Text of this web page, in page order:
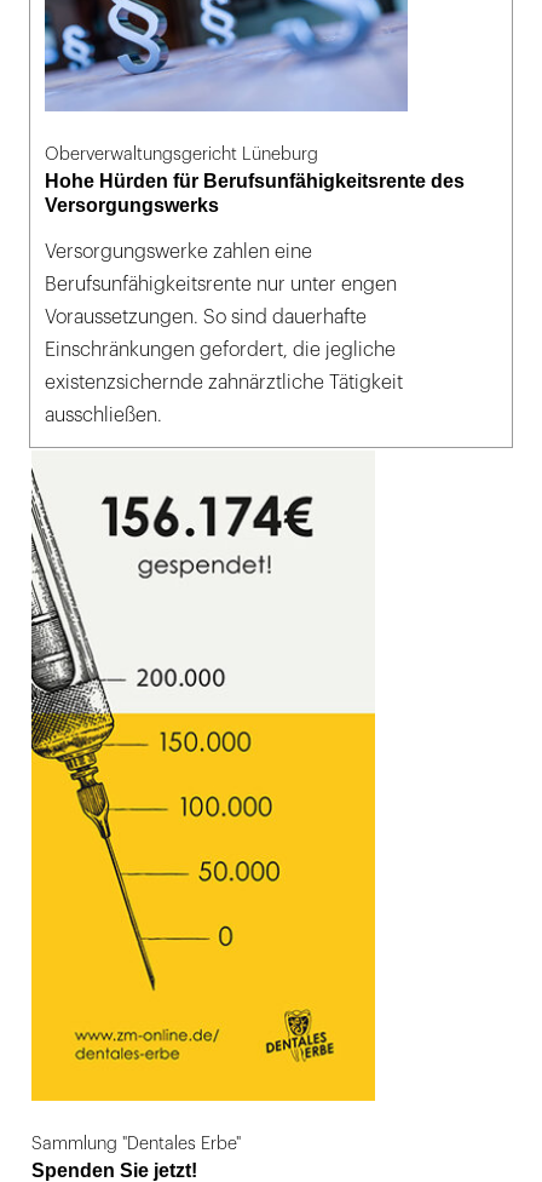
Oberverwaltungsgericht Lüneburg
Hohe Hürden für Berufsunfähigkeitsrente des
Versorgungswerks
Versorgungswerke zahlen eine
Berufsunfähigkeitsrente nur unter engen
Voraussetzungen. So sind dauerhafte
Einschränkungen gefordert, die jegliche
existenzsichernde zahnärztliche Tätigkeit
ausschließen.
Sammlung "Dentales Erbe"
Spenden Sie jetzt!